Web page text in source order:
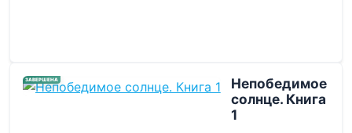
ЗАВЕРШЕНА
Непобедимое
солнце. Книга
1